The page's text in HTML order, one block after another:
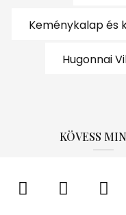
Keménykalap és
Hugonnai
KÖVESS